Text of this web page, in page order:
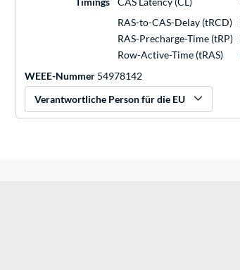
RAS-to-CAS-Delay (tRCD)
RAS-Precharge-Time (tRP)
Row-Active-Time (tRAS)
WEEE-Nummer 54978142
Verantwortliche Person für die EU